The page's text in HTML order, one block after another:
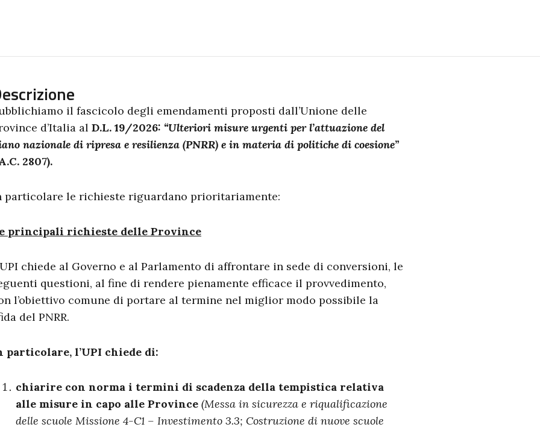
il fascicolo degli emendamenti proposti dall’Unione delle
d’Italia al D.L. 19/2026: “Ulteriori misure urgenti per l’attuazione del
nazionale di ripresa e resilienza (PNRR) e in materia di politiche di coesione”
2807).
particolare le richieste riguardano prioritariamente:
principali richieste delle Province
chiede al Governo e al Parlamento di affrontare in sede di conversioni, le
questioni, al fine di rendere pienamente efficace il provvedimento,
l’obiettivo comune di portare al termine nel miglior modo possibile la
del PNRR.
particolare, l’UPI chiede di:
chiarire con norma i termini di scadenza della tempistica relativa
alle misure in capo alle Province (Messa in sicurezza e riqualificazione
delle scuole Missione 4-C1 – Investimento 3.3; Costruzione di nuove scuole